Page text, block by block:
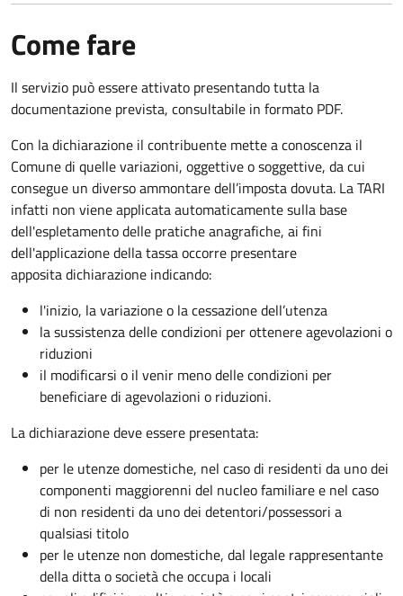
Come fare
Il servizio può essere attivato presentando tutta la
documentazione prevista, consultabile in formato PDF.
Con la dichiarazione il contribuente mette a conoscenza il
Comune di quelle variazioni, oggettive o soggettive, da cui
consegue un diverso ammontare dell’imposta dovuta. La TARI
infatti non viene applicata automaticamente sulla base
dell'espletamento delle pratiche anagrafiche, ai fini
dell'applicazione della tassa occorre presentare
apposita dichiarazione indicando:
l'inizio, la variazione o la cessazione dell’utenza
la sussistenza delle condizioni per ottenere agevolazioni o
riduzioni
il modificarsi o il venir meno delle condizioni per
beneficiare di agevolazioni o riduzioni.
La dichiarazione deve essere presentata:
per le utenze domestiche, nel caso di residenti da uno dei
componenti maggiorenni del nucleo familiare e nel caso
di non residenti da uno dei detentori/possessori a
qualsiasi titolo
per le utenze non domestiche, dal legale rappresentante
della ditta o società che occupa i locali